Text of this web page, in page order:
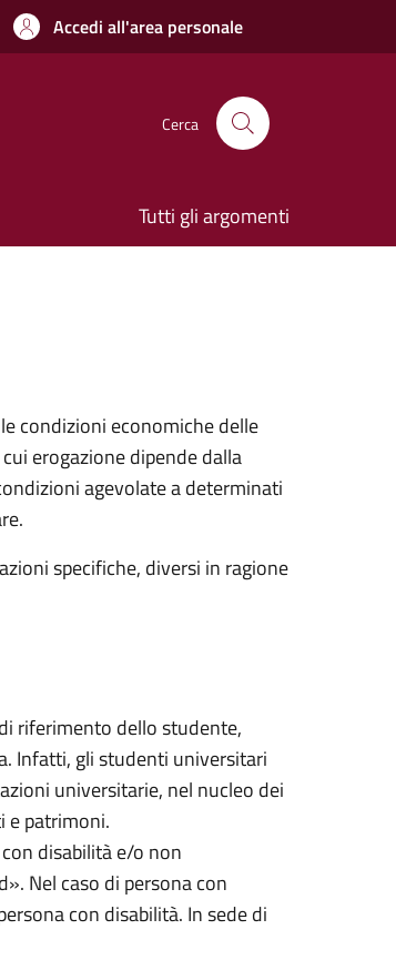
Accedi all'area personale
Cerca
Tutti gli argomenti
condizioni economiche delle
erogazione dipende dalla
agevolate a determinati
specifiche, diversi in ragione
riferimento dello studente,
Infatti, gli studenti universitari
universitarie, nel nucleo dei
e patrimoni.
disabilità e/o non
Nel caso di persona con
con disabilità. In sede di